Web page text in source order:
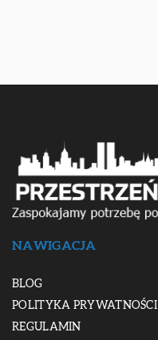
NAWIGACJA
BLOG
POLITYKA PRYWATNOŚCI
REGULAMIN